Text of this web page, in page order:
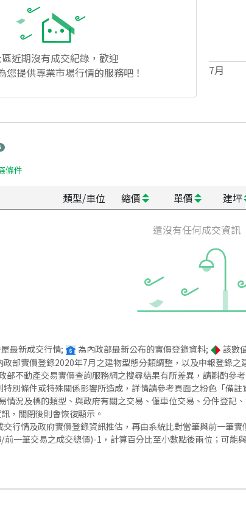
近期沒有成交紀錄，歡迎
您提供專業市場行情的服務吧！
7月
條件
類型/車位 總價 單價 建坪
還沒有任何成交資訊
最新成交行情; 為內政部最新公布的實價登錄資料; 該數
部實價登錄2020年7月之建物型態分類調整，以及申報登錄
部不動產交易實價查詢服務網之搜尋結果有所差異，請斟酌參考
別條件或特殊關係影響所造成，詳情請參考頁面之粉色「備
情況及標的類型、與政府有關之交易、僅車位交易、分件登記
，關閉後則會恢復顯示。
行情及政府實價登錄資訊推估，再由系統比對當筆與前一筆
一筆交易之成交總價)-1，計算百分比至小數點後兩位；可能